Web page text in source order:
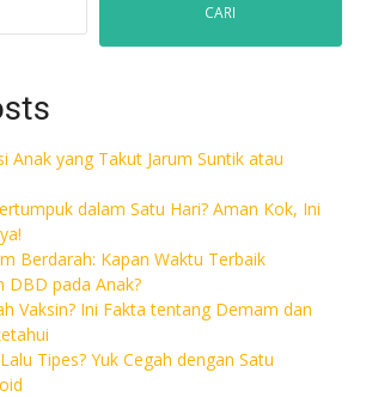
CARI
Anak yang Takut Jarum Suntik atau
dalam Satu Hari? Aman Kok, Ini
Berdarah: Kapan Waktu Terbaik
DBD pada Anak?
Vaksin? Ini Fakta tentang Demam dan
Tipes? Yuk Cegah dengan Satu